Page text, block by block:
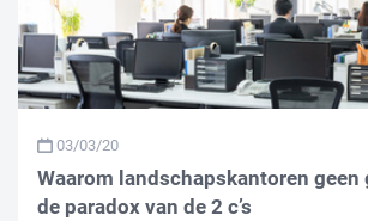
03/03/20
Waarom landschapskantoren geen
de paradox van de 2 c’s